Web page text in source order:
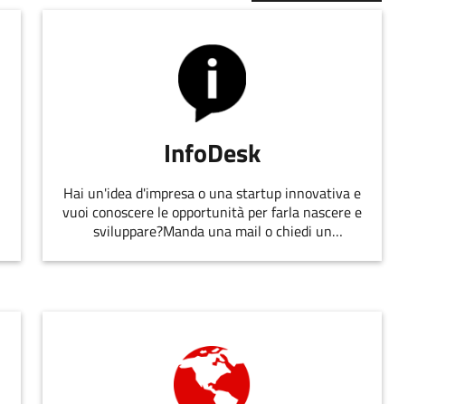
InfoDesk
Hai un'idea d'impresa o una startup innovativa e
vuoi conoscere le opportunità per farla nascere e
sviluppare?Manda una mail o chiedi un
EmiliaRomagnaStartUp.